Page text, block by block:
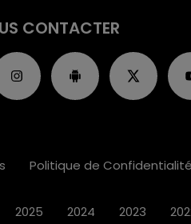
CONTACTER
Politique de Confidentialité
2025 2024 2023